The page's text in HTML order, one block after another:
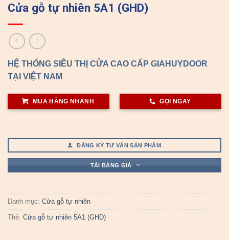
Cửa gỗ tự nhiên 5A1 (GHD)
HỆ THỐNG SIÊU THỊ CỬA CAO CẤP GIAHUYDOOR
TẠI VIỆT NAM
MUA HÀNG NHANH GỌI NGAY
ĐĂNG KÝ TƯ VẤN SẢN PHẨM
TẢI BẢNG GIÁ
Danh mục: Cửa gỗ tự nhiên
Thẻ: Cửa gỗ tự nhiên 5A1 (GHD)